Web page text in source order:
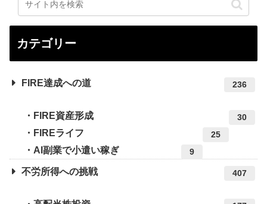
カテゴリー
FIRE達成への道 236
FIRE資産形成 30
FIREライフ 25
AI副業で小遣い稼ぎ 9
不労所得への挑戦 407